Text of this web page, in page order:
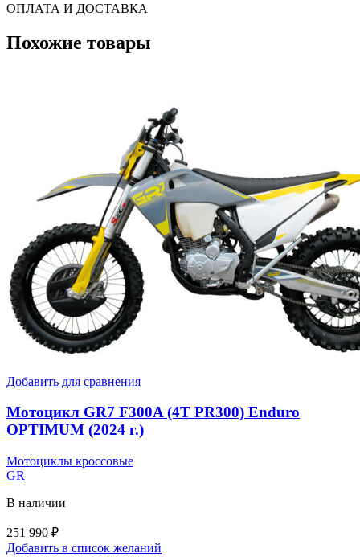
ОПЛАТА И ДОСТАВКА
Похожие товары
Добавить для сравнения
Мотоцикл GR7 F300A (4T PR300) Enduro
OPTIMUM (2024 г.)
Мотоциклы кроссовые
GR
В наличии
251 990 ₽
Добавить в список желаний